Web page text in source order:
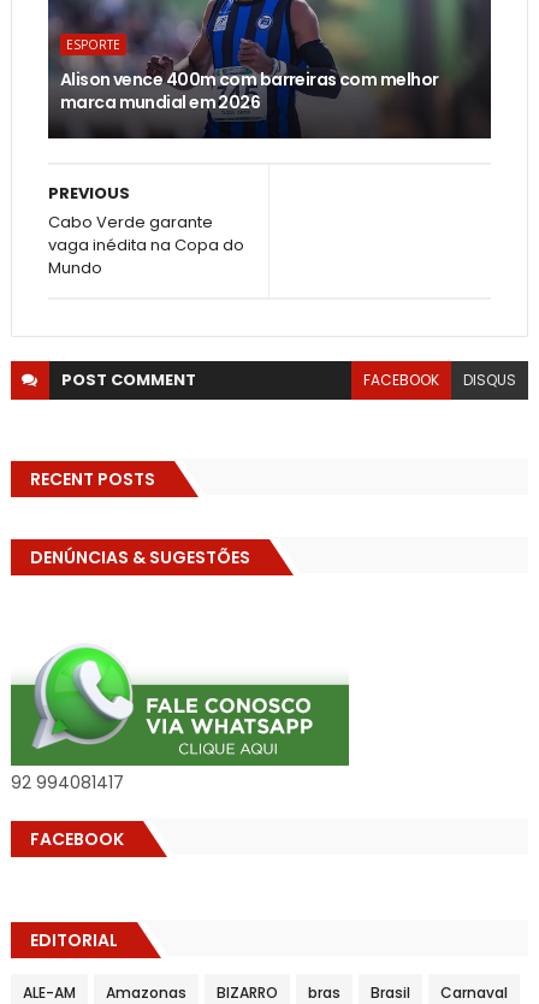
ESPORTE
Alison vence 400m com barreiras com melhor
marca mundial em 2026
PREVIOUS
Cabo Verde garante
vaga inédita na Copa do
Mundo
POST COMMENT FACEBOOK DISQUS
RECENT POSTS
DENÚNCIAS & SUGESTÕES
92 994081417
FACEBOOK
EDITORIAL
ALE-AM Amazonas BIZARRO bras Brasil Carnaval